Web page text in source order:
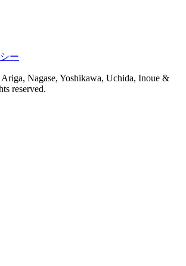
ー
Nagase, Yoshikawa, Uchida, Inoue &
reserved.